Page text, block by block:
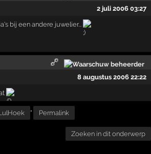
2 juli 2006 03:27
bij een andere juwelier...
8 augustus 2006 22:22
" Permalink
Zoeken in dit onderwerp